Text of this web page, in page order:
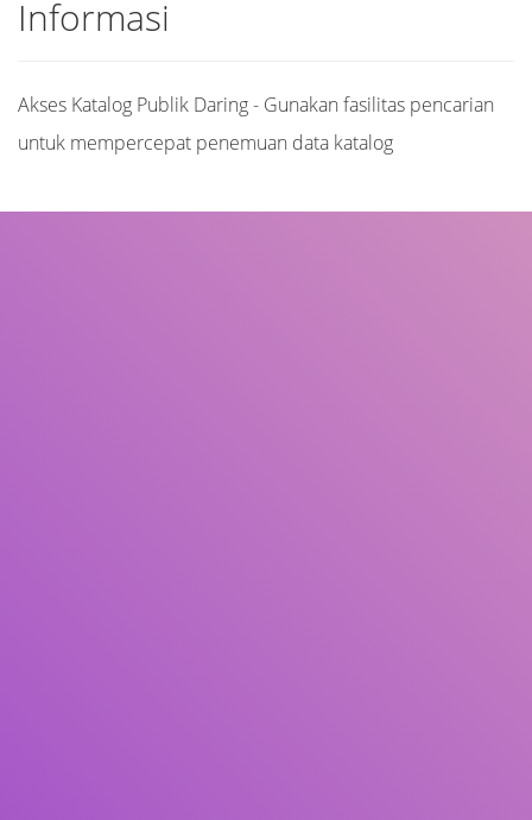
Informasi
Akses Katalog Publik Daring - Gunakan fasilitas pencarian
untuk mempercepat penemuan data katalog